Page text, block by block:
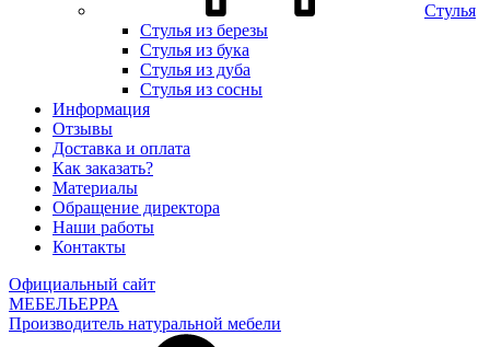
Стулья
Стулья из березы
Стулья из бука
Стулья из дуба
Стулья из сосны
Информация
Отзывы
Доставка и оплата
Как заказать?
Материалы
Обращение директора
Наши работы
Контакты
Официальный сайт
МЕБЕЛЬЕРРА
Производитель натуральной мебели